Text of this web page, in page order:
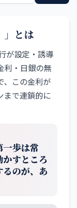
」とは
が設定・誘導
利・日銀の無
、この金利が
まで連鎖的に
歩は常
すところ
のが、あ